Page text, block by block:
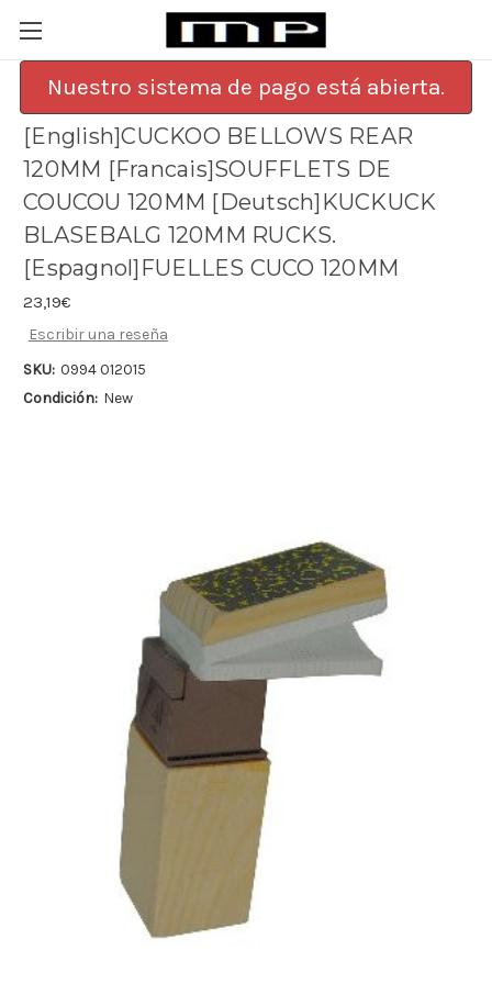
Nuestro sistema de pago está abierta.
[English]CUCKOO BELLOWS REAR
120MM [Francais]SOUFFLETS DE
COUCOU 120MM [Deutsch]KUCKUCK
BLASEBALG 120MM RUCKS.
[Espagnol]FUELLES CUCO 120MM
23,19€
Escribir una reseña
SKU: 0994 012015
Condición: New